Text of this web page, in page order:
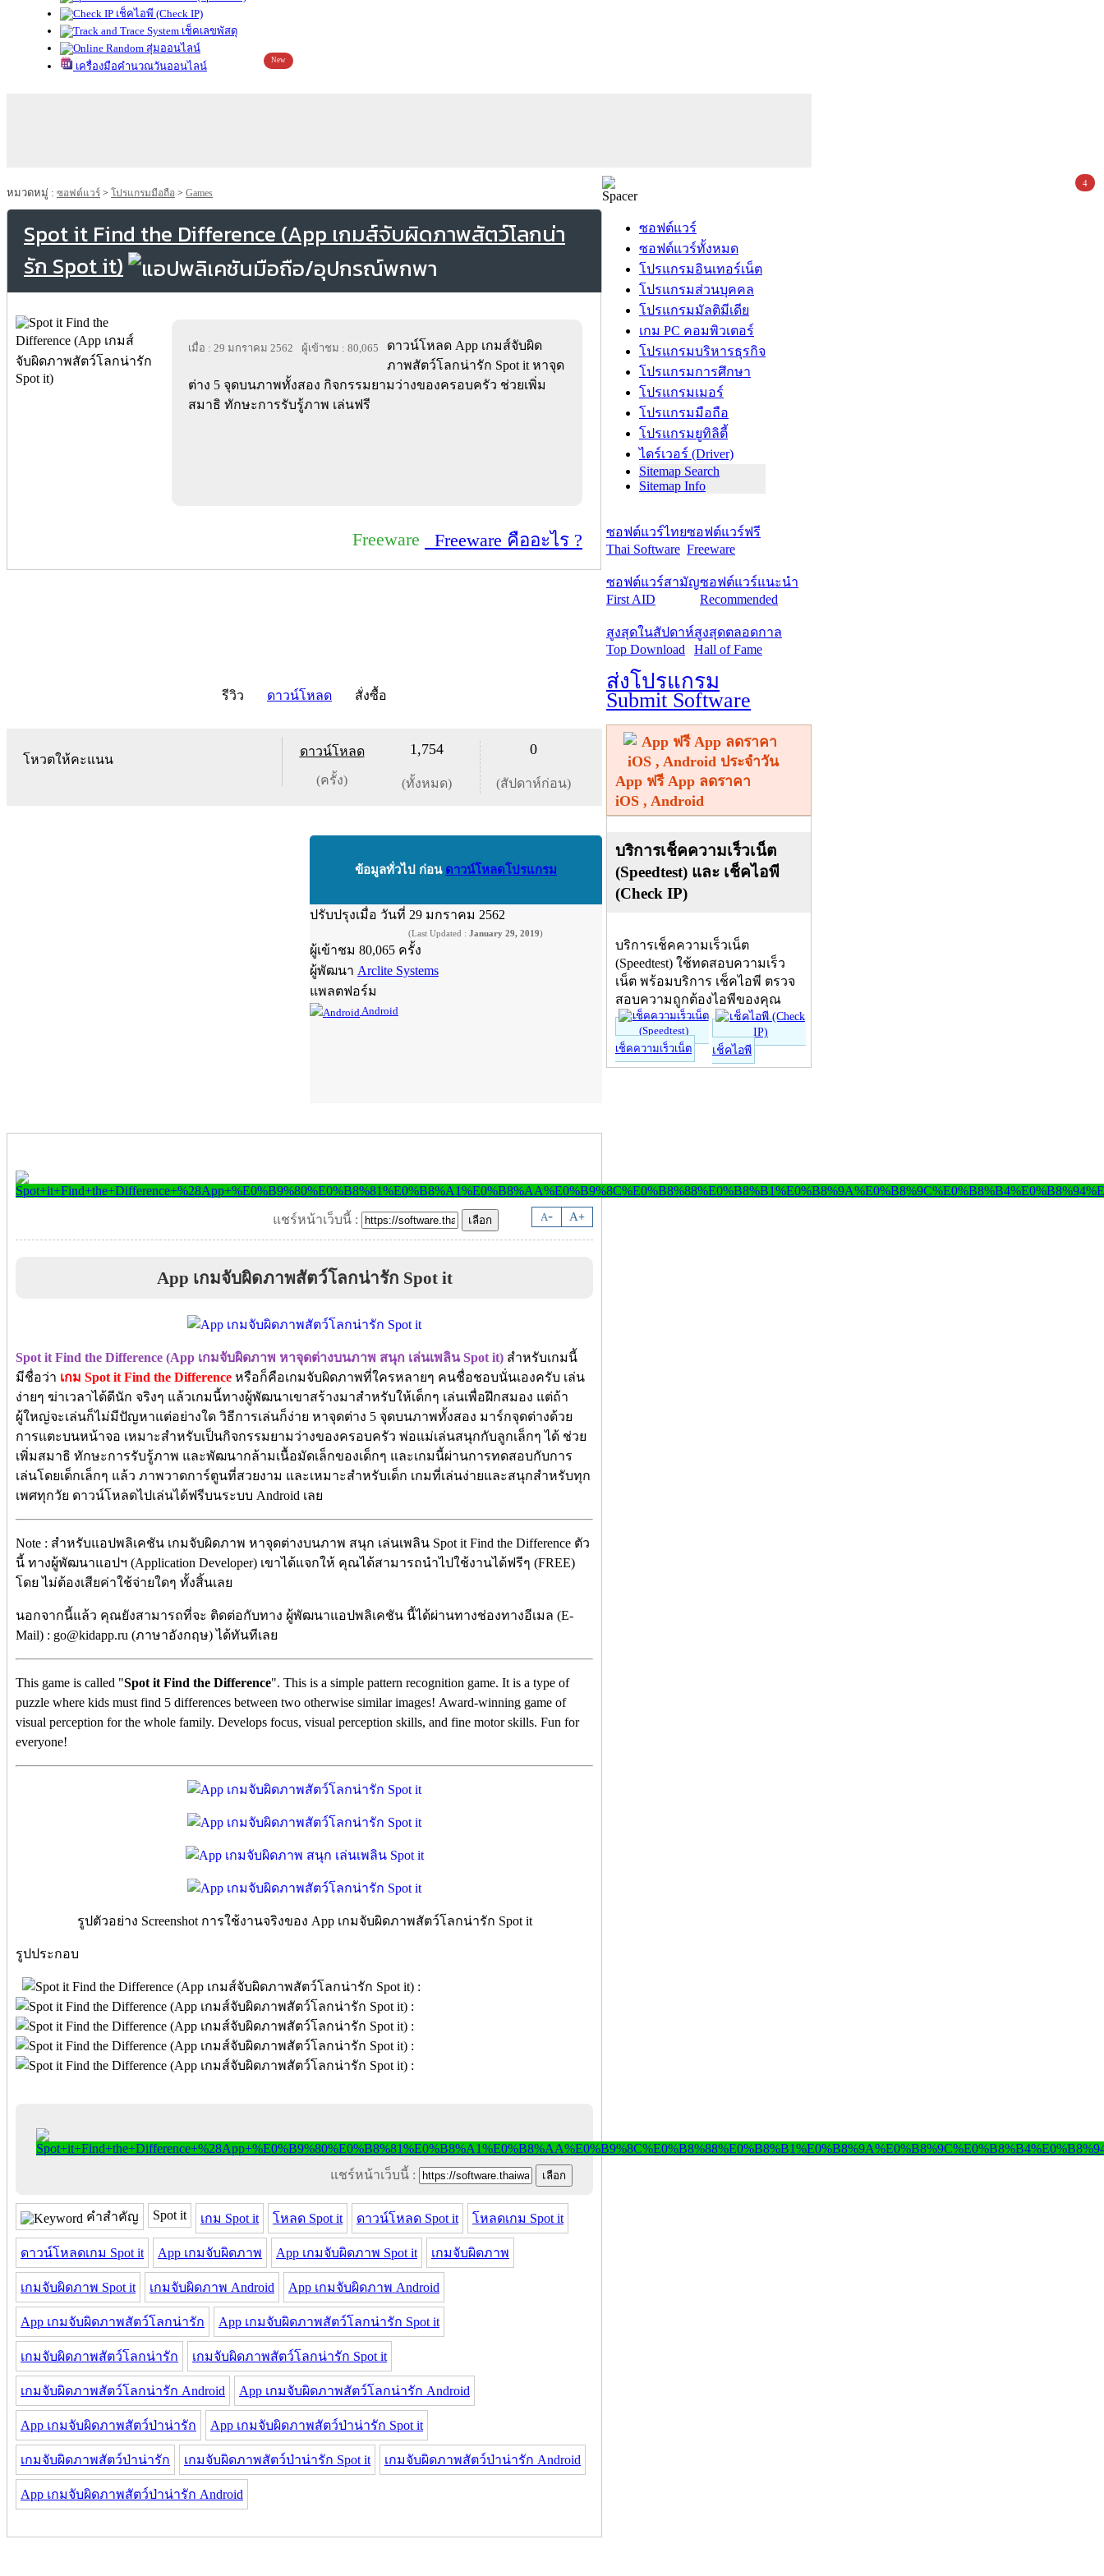
เช็คไอพี (Check IP)
เช็คเลขพัสดุ
สุ่มออนไลน์
เครื่องมือคำนวณวันออนไลน์
New
หมวดหมู่ : ซอฟต์แวร์ > โปรแกรมมือถือ > Games
Spot it Find the Difference (App เกมส์จับผิดภาพสัตว์โลกน่า
รัก Spot it)
เมื่อ : 29 มกราคม 2562 ผู้เข้าชม : 80,065
ดาวน์โหลด App เกมส์จับผิด
ภาพสัตว์โลกน่ารัก Spot it หาจุด
ต่าง 5 จุดบนภาพทั้งสอง กิจกรรมยามว่างของครอบครัว ช่วยเพิ่ม
สมาธิ ทักษะการรับรู้ภาพ เล่นฟรี
Freeware Freeware คืออะไร ?
รีวิว ดาวน์โหลด สั่งซื้อ
โหวตให้คะแนน
ดาวน์โหลด
(ครั้ง)
1,754
(ทั้งหมด)
0
(สัปดาห์ก่อน)
ข้อมูลทั่วไป ก่อน ดาวน์โหลดโปรแกรม
ปรับปรุงเมื่อ วันที่ 29 มกราคม 2562
(Last Updated : January 29, 2019)
ผู้เข้าชม 80,065 ครั้ง
ผู้พัฒนา Arclite Systems
แพลตฟอร์ม
Android
A- A+
แชร์หน้าเว็บนี้ :
App เกมจับผิดภาพสัตว์โลกน่ารัก Spot it
Spot it Find the Difference (App เกมจับผิดภาพ หาจุดต่างบนภาพ สนุก เล่นเพลิน Spot it) สำหรับเกมนี้
มีชื่อว่า เกม Spot it Find the Difference หรือก็คือเกมจับผิดภาพที่ใครหลายๆ คนชื่อชอบนั่นเองครับ เล่น
ง่ายๆ ฆ่าเวลาได้ดีนัก จริงๆ แล้วเกมนี้ทางผู้พัฒนาเขาสร้างมาสำหรับให้เด็กๆ เล่นเพื่อฝึกสมอง แต่ถ้า
ผู้ใหญ่จะเล่นก็ไม่มีปัญหาแต่อย่างใด วิธีการเล่นก็ง่าย หาจุดต่าง 5 จุดบนภาพทั้งสอง มาร์กจุดต่างด้วย
การแตะบนหน้าจอ เหมาะสำหรับเป็นกิจกรรมยามว่างของครอบครัว พ่อแม่เล่นสนุกกับลูกเล็กๆ ได้ ช่วย
เพิ่มสมาธิ ทักษะการรับรู้ภาพ และพัฒนากล้ามเนื้อมัดเล็กของเด็กๆ และเกมนี้ผ่านการทดสอบกับการ
เล่นโดยเด็กเล็กๆ แล้ว ภาพวาดการ์ตูนที่สวยงาม และเหมาะสำหรับเด็ก เกมที่เล่นง่ายและสนุกสำหรับทุก
เพศทุกวัย ดาวน์โหลดไปเล่นได้ฟรีบนระบบ Android เลย
Note : สำหรับแอปพลิเคชัน เกมจับผิดภาพ หาจุดต่างบนภาพ สนุก เล่นเพลิน Spot it Find the Difference ตัว
นี้ ทางผู้พัฒนาแอปฯ (Application Developer) เขาได้แจกให้ คุณได้สามารถนำไปใช้งานได้ฟรีๆ (FREE)
โดย ไม่ต้องเสียค่าใช้จ่ายใดๆ ทั้งสิ้นเลย
นอกจากนี้แล้ว คุณยังสามารถที่จะ ติดต่อกับทาง ผู้พัฒนาแอปพลิเคชัน นี้ได้ผ่านทางช่องทางอีเมล (E-
Mail) : go@kidapp.ru (ภาษาอังกฤษ) ได้ทันทีเลย
This game is called "Spot it Find the Difference". This is a simple pattern recognition game. It is a type of
puzzle where kids must find 5 differences between two otherwise similar images! Award-winning game of
visual perception for the whole family. Develops focus, visual perception skills, and fine motor skills. Fun for
everyone!
รูปตัวอย่าง Screenshot การใช้งานจริงของ App เกมจับผิดภาพสัตว์โลกน่ารัก Spot it
รูปประกอบ
แชร์หน้าเว็บนี้ :
คำสำคัญ Spot it เกม Spot it โหลด Spot it ดาวน์โหลด Spot it โหลดเกม Spot it
ดาวน์โหลดเกม Spot it App เกมจับผิดภาพ App เกมจับผิดภาพ Spot it เกมจับผิดภาพ
เกมจับผิดภาพ Spot it เกมจับผิดภาพ Android App เกมจับผิดภาพ Android
App เกมจับผิดภาพสัตว์โลกน่ารัก App เกมจับผิดภาพสัตว์โลกน่ารัก Spot it
เกมจับผิดภาพสัตว์โลกน่ารัก เกมจับผิดภาพสัตว์โลกน่ารัก Spot it
เกมจับผิดภาพสัตว์โลกน่ารัก Android App เกมจับผิดภาพสัตว์โลกน่ารัก Android
App เกมจับผิดภาพสัตว์ป่าน่ารัก App เกมจับผิดภาพสัตว์ป่าน่ารัก Spot it
เกมจับผิดภาพสัตว์ป่าน่ารัก เกมจับผิดภาพสัตว์ป่าน่ารัก Spot it เกมจับผิดภาพสัตว์ป่าน่ารัก Android
App เกมจับผิดภาพสัตว์ป่าน่ารัก Android
ซอฟต์แวร์
ซอฟต์แวร์ทั้งหมด
โปรแกรมอินเทอร์เน็ต
โปรแกรมส่วนบุคคล
โปรแกรมมัลติมีเดีย
เกม PC คอมพิวเตอร์
โปรแกรมบริหารธุรกิจ
โปรแกรมการศึกษา
โปรแกรมเมอร์
โปรแกรมมือถือ
โปรแกรมยูทิลิตี้
ไดร์เวอร์ (Driver)
Sitemap Search
Sitemap Info
ซอฟต์แวร์ไทย
Thai Software
ซอฟต์แวร์ฟรี
Freeware
ซอฟต์แวร์สามัญ
First AID
ซอฟต์แวร์แนะนำ
Recommended
สูงสุดในสัปดาห์
Top Download
สูงสุดตลอดกาล
Hall of Fame
ส่งโปรแกรม
Submit Software
App ฟรี App ลดราคา
iOS , Android
บริการเช็คความเร็วเน็ต
(Speedtest) และ เช็คไอพี
(Check IP)
บริการเช็คความเร็วเน็ต
(Speedtest) ใช้ทดสอบความเร็ว
เน็ต พร้อมบริการ เช็คไอพี ตรวจ
สอบความถูกต้องไอพีของคุณ
เช็คความเร็วเน็ต เช็คไอพี
4